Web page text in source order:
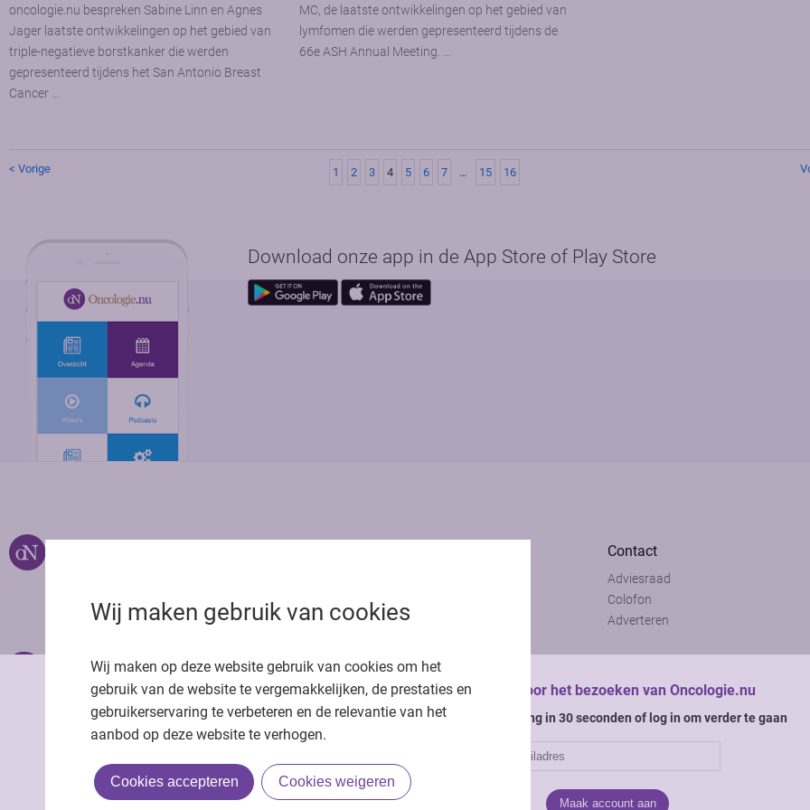
Wij maken gebruik van cookies
Wij maken op deze website gebruik van cookies om het
gebruik van de website te vergemakkelijken, de prestaties en
gebruikerservaring te verbeteren en de relevantie van het
aanbod op deze website te verhogen.
Cookies accepteren Cookies weigeren
Bedankt voor het bezoeken van Oncologie.nu
Krijg gratis toegang in 30 seconden of log in om verder te gaan
oncologie.nu bespreken Sabine Linn en Agnes
Jager laatste ontwikkelingen op het gebied van
triple-negatieve borstkanker die werden
gepresenteerd tijdens het San Antonio Breast
Cancer …
MC, de laatste ontwikkelingen op het gebied van
lymfomen die werden gepresenteerd tijdens de
66e ASH Annual Meeting. …
< Vorige 1 2 3 4 5 6 7 … 15 16
Download onze app in de App Store of Play Store
Privacy statement
Cookie statement
Richtlijnen
Contact
Adviesraad
Colofon
Adverteren